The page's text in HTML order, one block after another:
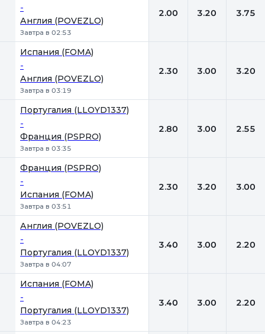
-
Англия (POVEZLO)
Завтра в 02:53
2.00 3.20 3.75
Испания (FOMA)
-
Англия (POVEZLO)
Завтра в 03:19
2.30 3.00 3.20
Португалия (LLOYD1337)
-
Франция (PSPRO)
Завтра в 03:35
2.80 3.00 2.55
Франция (PSPRO)
-
Испания (FOMA)
Завтра в 03:51
2.30 3.20 3.00
Англия (POVEZLO)
-
Португалия (LLOYD1337)
Завтра в 04:07
3.40 3.00 2.20
Испания (FOMA)
-
Португалия (LLOYD1337)
Завтра в 04:23
3.40 3.00 2.20